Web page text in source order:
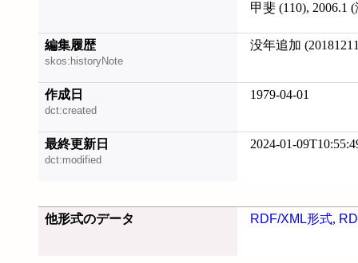
甲斐 (110), 2006.1
編集履歴
skos:historyNote
没年追加
作成日
dct:created
1979-04-01
最終更新日
dct:modified
2024-01-
他形式のデータ RDF/XML形式,